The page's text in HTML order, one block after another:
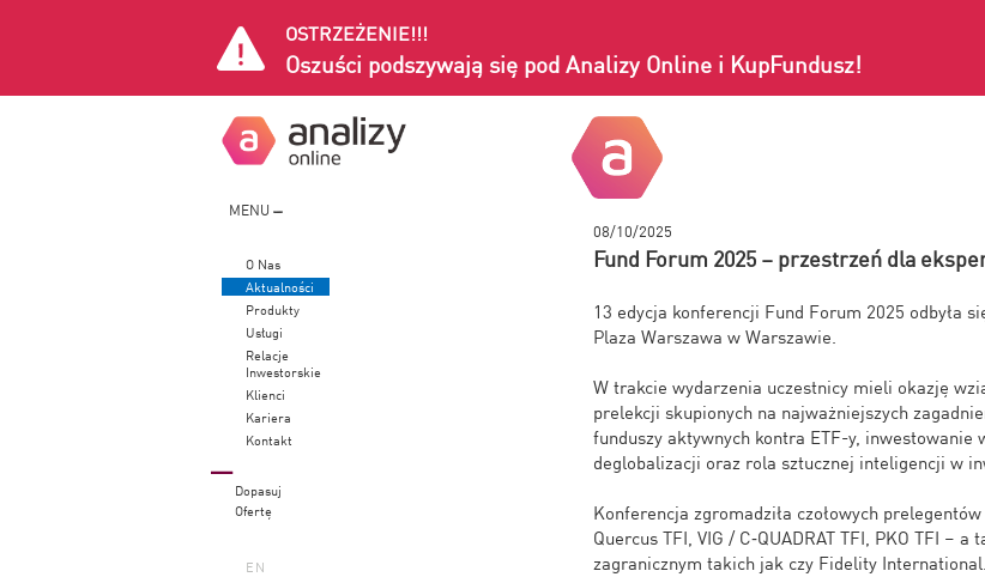
OSTRZEŻENIE!!!
Oszuści podszywają się pod Analizy Online i KupFundusz!
MENU
O Nas
Aktualności
Produkty
Usługi
Relacje
Inwestorskie
Klienci
Kariera
Kontakt
Dopasuj
Ofertę
EN
08/10/2025
Fund Forum 2025 – przestrzeń dla
13 edycja konferencji Fund Forum 2025 odbyła
Plaza Warszawa w Warszawie.
W trakcie wydarzenia uczestnicy mieli okazję
prelekcji skupionych na najważniejszych
funduszy aktywnych kontra ETF-y,
deglobalizacji oraz rola sztucznej inteligencji w
Konferencja zgromadziła czołowych
Quercus TFI, VIG / C‑QUADRAT TFI, PKO TFI –
zagranicznym takich jak czy Fidelity International.